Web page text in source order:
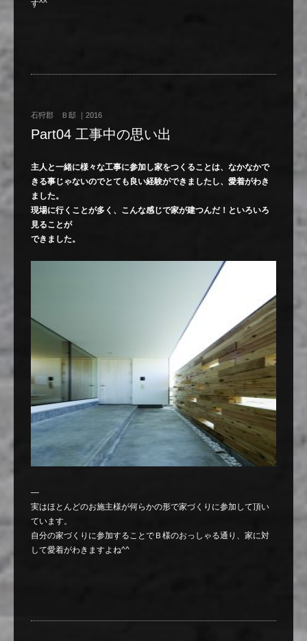
す^^
石狩郡 Ｂ邸 ｜2016
Part04 工事中の思い出
主人と一緒に様々な工事に参加し家をつくることは、なかなかで
きる事じゃないのでとても良い経験ができましたし、愛着がわき
ました。
現場に行くことが多く、こんな感じで家が建つんだ！といろいろ
見ることが
できました。
—
実はほとんどのお施主様が何らかの形で家づくりに参加して頂い
ています。
自分の家づくりに参加することでＢ様のおっしゃる通り、家に対
して愛着がわきますよね^^